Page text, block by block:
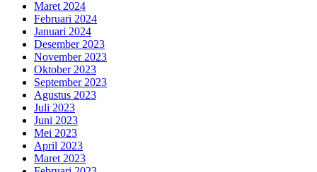
Maret 2024
Februari 2024
Januari 2024
Desember 2023
November 2023
Oktober 2023
September 2023
Agustus 2023
Juli 2023
Juni 2023
Mei 2023
April 2023
Maret 2023